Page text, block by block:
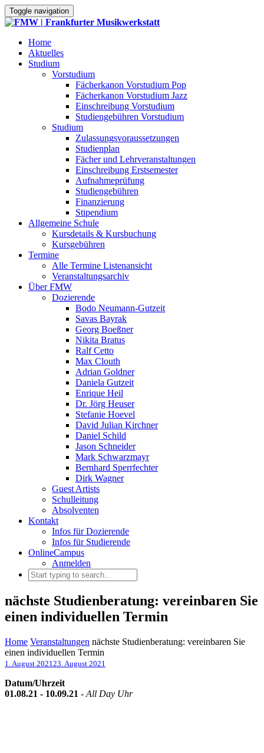
Toggle navigation
Home
Aktuelles
Studium
Vorstudium
Fächerkanon Vorstudium Pop
Fächerkanon Vorstudium Jazz
Einschreibung Vorstudium
Studiengebühren Vorstudium
Studium
Zulassungsvoraussetzungen
Studienplan
Fächer und Lehrveranstaltungen
Einschreibung Erstsemester
Aufnahmeprüfung
Studiengebühren
Finanzierung
Stipendium
Allgemeine Schule
Kursdetails & Kursbuchung
Kursgebühren
Termine
Alle Termine Listenansicht
Veranstaltungsarchiv
Über FMW
Dozierende
Bodo Neumann-Gutzeit
Savas Bayrak
Georg Boeßner
Nikita Bratus
Ralf Cetto
Max Clouth
Adrian Goldner
Daniela Gutzeit
Enrique Heil
Dr. Jörg Heuser
Stefanie Hoevel
David Julian Kirchner
Daniel Schild
Jason Schneider
Mark Schwarzmayr
Bernhard Sperrfechter
Dirk Wagner
Guest Artists
Schulleitung
Absolventen
Kontakt
Infos für Dozierende
Infos für Studierende
OnlineCampus
Anmelden
nächste Studienberatung: vereinbaren Sie
einen individuellen Termin
Home Veranstaltungen nächste Studienberatung: vereinbaren Sie
einen individuellen Termin
1. August 2021 23. August 2021
Datum/Uhrzeit
01.08.21 - 10.09.21 - All Day Uhr